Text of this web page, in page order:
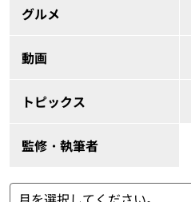
グルメ
動画
トピックス
監修・執筆者